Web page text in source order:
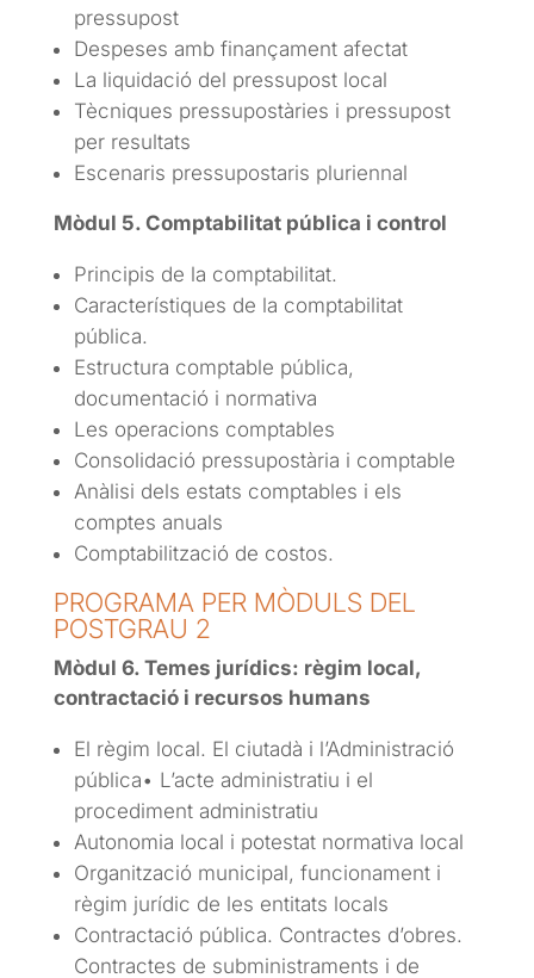
pressupost
Despeses amb finançament afectat
La liquidació del pressupost local
Tècniques pressupostàries i pressupost
per resultats
Escenaris pressupostaris pluriennal
Mòdul 5. Comptabilitat pública i control
Principis de la comptabilitat.
Característiques de la comptabilitat
pública.
Estructura comptable pública,
documentació i normativa
Les operacions comptables
Consolidació pressupostària i comptable
Anàlisi dels estats comptables i els
comptes anuals
Comptabilització de costos.
PROGRAMA PER MÒDULS DEL
POSTGRAU 2
Mòdul 6. Temes jurídics: règim local,
contractació i recursos humans
El règim local. El ciutadà i l’Administració
pública• L’acte administratiu i el
procediment administratiu
Autonomia local i potestat normativa local
Organització municipal, funcionament i
règim jurídic de les entitats locals
Contractació pública. Contractes d’obres.
Contractes de subministraments i de